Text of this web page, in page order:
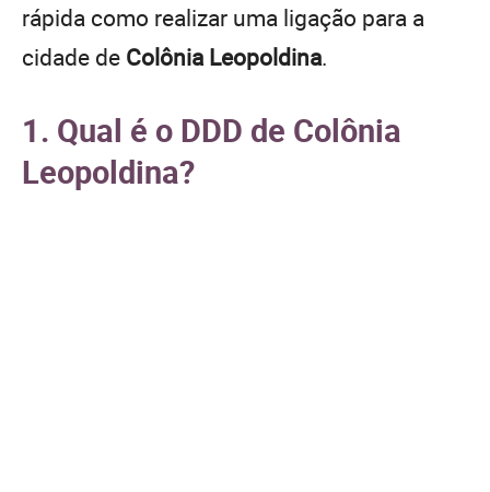
rápida como realizar uma ligação para a
cidade de Colônia Leopoldina.
1. Qual é o DDD de Colônia
Leopoldina?